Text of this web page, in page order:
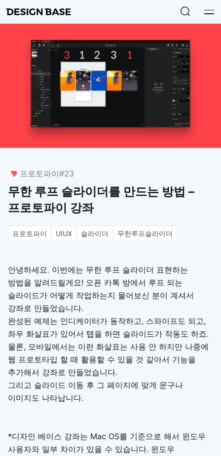
프로토파이#23
무한 루프 슬라이더를 만드는 방법 –
프로토파이 강좌
프로토파이 UIUX 슬라이더 무한루프슬라이더
안녕하세요. 이번에는 무한 루프 슬라이더 표현하는
방법을 알려드릴게요! 오픈 카톡 방에서 루프 되는
슬라이드가 어떻게 작업하는지 물어보신 분이 계셔서
강좌로 만들었습니다.
완성된 예제는 인디케이터가 동작하고, 스와이프도 되고,
좌우 화살표가 있어서 탭을 하면 슬라이드가 작동도 하죠.
물론, 모바일에서는 이런 화살표는 사용 안 하지만 나중에
웹 프로토타입 할 때 활용할 수 있을 것 같아서 기능을
추가해서 강좌로 만들었습니다.
그리고 슬라이드 이동 후 그 페이지에 맞게 문구나
이미지도 나타납니다.
*디자인 베이스 강좌는 Mac OS를 기준으로 해서 윈도우
사용자와 일부 차이가 있을 수 있습니다. 윈도우